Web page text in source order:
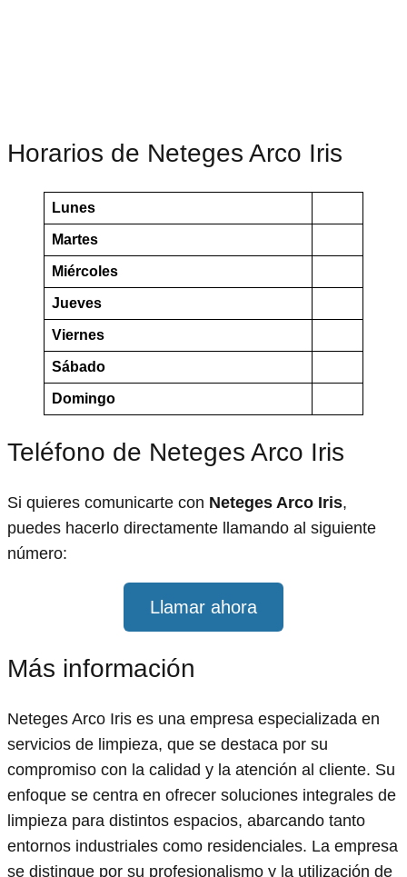
Horarios de Neteges Arco Iris
Lunes
Martes
Miércoles
Jueves
Viernes
Sábado
Domingo
Teléfono de Neteges Arco Iris
Si quieres comunicarte con Neteges Arco Iris,
puedes hacerlo directamente llamando al siguiente
número:
Llamar ahora
Más información
Neteges Arco Iris es una empresa especializada en
servicios de limpieza, que se destaca por su
compromiso con la calidad y la atención al cliente. Su
enfoque se centra en ofrecer soluciones integrales de
limpieza para distintos espacios, abarcando tanto
entornos industriales como residenciales. La empresa
se distingue por su profesionalismo y la utilización de